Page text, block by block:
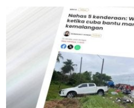
dalam kemalangan...